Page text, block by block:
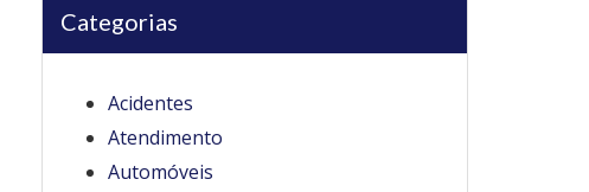
Categorias
Acidentes
Atendimento
Automóveis